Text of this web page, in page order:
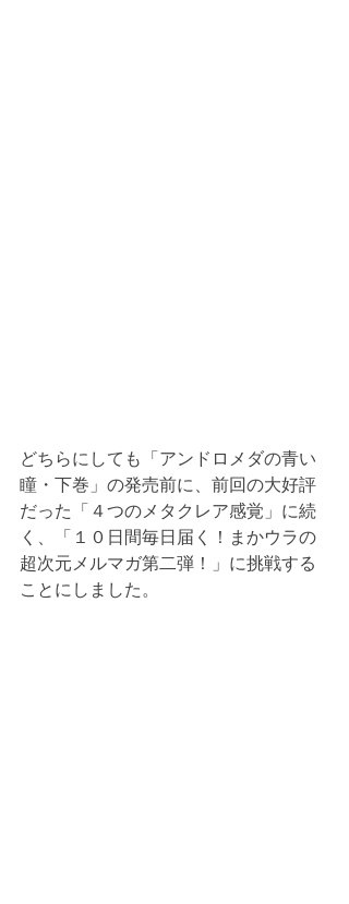
どちらにしても「アンドロメダの青い
瞳・下巻」の発売前に、前回の大好評
だった「４つのメタクレア感覚」に続
く、「１０日間毎日届く！まかウラの
超次元メルマガ第二弾！」に挑戦する
ことにしました。